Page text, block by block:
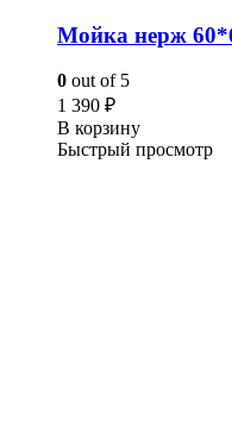
Мойка нерж
0 out of 5
1 390 ₽
В корзину
Быстрый просмотр